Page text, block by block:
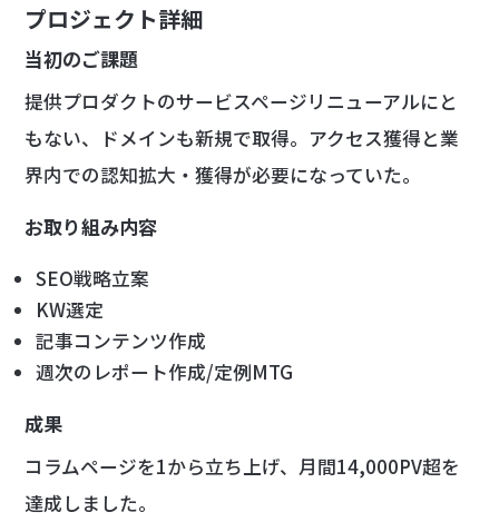
プロジェクト詳細
当初のご課題
提供プロダクトのサービスページリニューアルにと
もない、ドメインも新規で取得。アクセス獲得と業
界内での認知拡大・獲得が必要になっていた。
お取り組み内容
SEO戦略立案
KW選定
記事コンテンツ作成
週次のレポート作成/定例MTG
成果
コラムページを1から立ち上げ、月間14,000PV超を
達成しました。